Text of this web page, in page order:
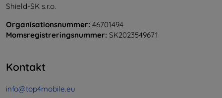
Shield-SK s.r.o.
Organisationsnummer: 46701494
Momsregistreringsnummer: SK2023549671
Kontakt
info@top4mobile.eu